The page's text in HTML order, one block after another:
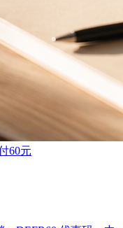
60元